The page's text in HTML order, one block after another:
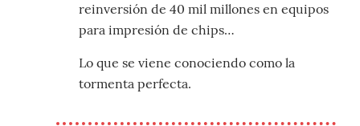
reinversión de 40 mil millones en equipos
para impresión de chips…
Lo que se viene conociendo como la
tormenta perfecta.